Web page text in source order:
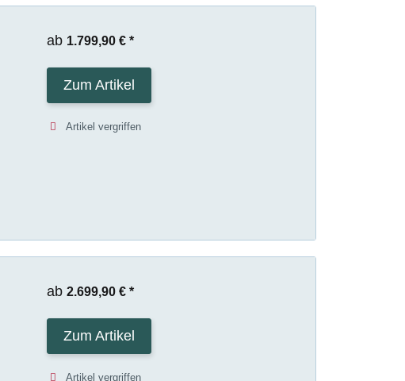
ab 1.799,90 € *
Zum Artikel
Artikel vergriffen
ab 2.699,90 € *
Zum Artikel
Artikel vergriffen